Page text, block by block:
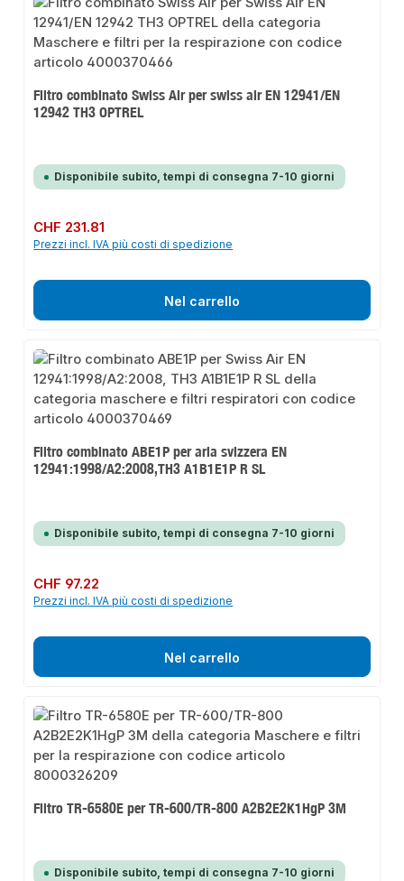
Filtro combinato Swiss Air per swiss air EN 12941/EN
12942 TH3 OPTREL
Disponibile subito, tempi di consegna 7-10 giorni
Prezzo normale:
CHF 231.81
Prezzi incl. IVA più costi di spedizione
Nel carrello
Filtro combinato ABE1P per aria svizzera EN
12941:1998/A2:2008,TH3 A1B1E1P R SL
Disponibile subito, tempi di consegna 7-10 giorni
Prezzo normale:
CHF 97.22
Prezzi incl. IVA più costi di spedizione
Nel carrello
Filtro TR-6580E per TR-600/TR-800 A2B2E2K1HgP 3M
Disponibile subito, tempi di consegna 7-10 giorni